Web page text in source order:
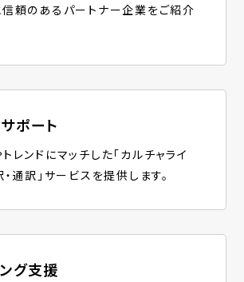
頼のあるパートナー企業をご紹介
ポート
レンドにマッチした「カルチャライ
・通訳」サービスを提供します。
グ支援